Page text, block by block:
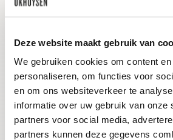
Deze website maakt gebruik van
We gebruiken cookies om content
personaliseren, om functies voor
en om ons websiteverkeer te
informatie over uw gebruik van onze
partners voor social media,
partners kunnen deze gegevens
Blijf op de hoogte
Ontvang het laatste wijnnieuws,
evenementen
E-mailadres